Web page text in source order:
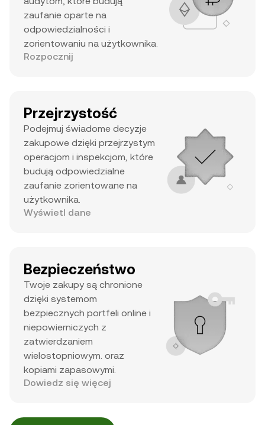
zaufanie oparte na
odpowiedzialności i
zorientowaniu na użytkownika.
Rozpocznij
Przejrzystość
Podejmuj świadome decyzje
zakupowe dzięki przejrzystym
operacjom i inspekcjom, które
budują odpowiedzialne
zaufanie zorientowane na
użytkownika.
Wyświetl dane
Bezpieczeństwo
Twoje zakupy są chronione
dzięki systemom
bezpiecznych portfeli online i
niepowierniczych z
zatwierdzaniem
wielostopniowym. oraz
kopiami zapasowymi.
Dowiedz się więcej